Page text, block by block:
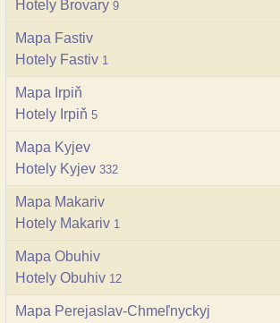
Hotely Brovary 9
Mapa Fastiv
Hotely Fastiv 1
Mapa Irpiň
Hotely Irpiň 5
Mapa Kyjev
Hotely Kyjev 332
Mapa Makariv
Hotely Makariv 1
Mapa Obuhiv
Hotely Obuhiv 12
Mapa Perejaslav-Chmeľnyckyj